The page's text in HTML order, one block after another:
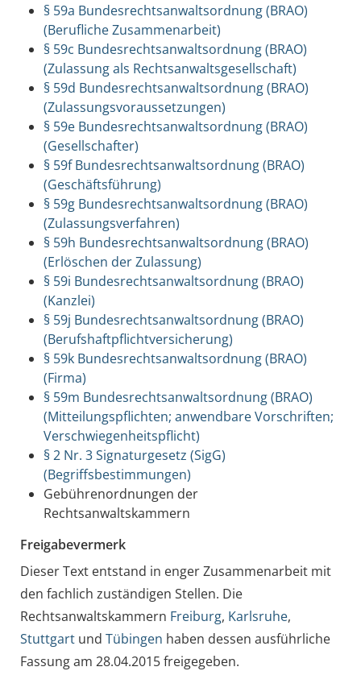
§ 59a Bundesrechtsanwaltsordnung (BRAO)
(Berufliche Zusammenarbeit)
§ 59c Bundesrechtsanwaltsordnung (BRAO)
(Zulassung als Rechtsanwaltsgesellschaft)
§ 59d Bundesrechtsanwaltsordnung (BRAO)
(Zulassungsvoraussetzungen)
§ 59e Bundesrechtsanwaltsordnung (BRAO)
(Gesellschafter)
§ 59f Bundesrechtsanwaltsordnung (BRAO)
(Geschäftsführung)
§ 59g Bundesrechtsanwaltsordnung (BRAO)
(Zulassungsverfahren)
§ 59h Bundesrechtsanwaltsordnung (BRAO)
(Erlöschen der Zulassung)
§ 59i Bundesrechtsanwaltsordnung (BRAO)
(Kanzlei)
§ 59j Bundesrechtsanwaltsordnung (BRAO)
(Berufshaftpflichtversicherung)
§ 59k Bundesrechtsanwaltsordnung (BRAO)
(Firma)
§ 59m Bundesrechtsanwaltsordnung (BRAO)
(Mitteilungspflichten; anwendbare Vorschriften;
Verschwiegenheitspflicht)
§ 2 Nr. 3 Signaturgesetz (SigG)
(Begriffsbestimmungen)
Gebührenordnungen der
Rechtsanwaltskammern
Freigabevermerk
Dieser Text entstand in enger Zusammenarbeit mit
den fachlich zuständigen Stellen. Die
Rechtsanwaltskammern Freiburg, Karlsruhe,
Stuttgartund Tübingen haben dessen ausführliche
Fassung am 28.04.2015 freigegeben.